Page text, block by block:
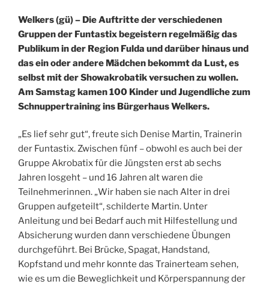
Welkers (gü) – Die Auftritte der verschiedenen
Gruppen der Funtastix begeistern regelmäßig das
Publikum in der Region Fulda und darüber hinaus und
das ein oder andere Mädchen bekommt da Lust, es
selbst mit der Showakrobatik versuchen zu wollen.
Am Samstag kamen 100 Kinder und Jugendliche zum
Schnuppertraining ins Bürgerhaus Welkers.
„Es lief sehr gut“, freute sich Denise Martin, Trainerin
der Funtastix. Zwischen fünf – obwohl es auch bei der
Gruppe Akrobatix für die Jüngsten erst ab sechs
Jahren losgeht – und 16 Jahren alt waren die
Teilnehmerinnen. „Wir haben sie nach Alter in drei
Gruppen aufgeteilt“, schilderte Martin. Unter
Anleitung und bei Bedarf auch mit Hilfestellung und
Absicherung wurden dann verschiedene Übungen
durchgeführt. Bei Brücke, Spagat, Handstand,
Kopfstand und mehr konnte das Trainerteam sehen,
wie es um die Beweglichkeit und Körperspannung der